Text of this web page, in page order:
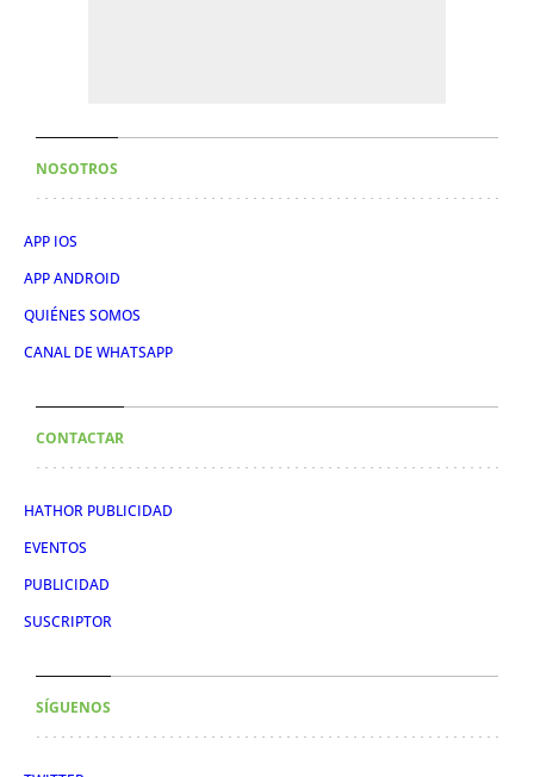
NOSOTROS
APP IOS
APP ANDROID
QUIÉNES SOMOS
CANAL DE WHATSAPP
CONTACTAR
HATHOR PUBLICIDAD
EVENTOS
PUBLICIDAD
SUSCRIPTOR
SÍGUENOS